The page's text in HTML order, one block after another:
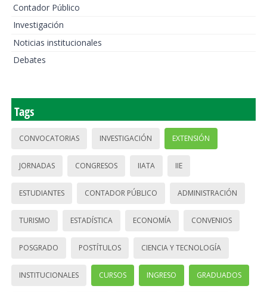
Contador Público
Investigación
Noticias institucionales
Debates
Tags
CONVOCATORIAS INVESTIGACIÓN EXTENSIÓN
JORNADAS CONGRESOS IIATA IIE
ESTUDIANTES CONTADOR PÚBLICO ADMINISTRACIÓN
TURISMO ESTADÍSTICA ECONOMÍA CONVENIOS
POSGRADO POSTÍTULOS CIENCIA Y TECNOLOGÍA
INSTITUCIONALES CURSOS INGRESO GRADUADOS